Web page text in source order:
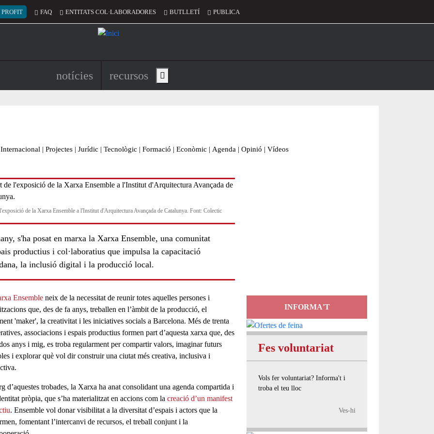
del compte d'usuari
PROFIT FAQ ENTITATS COL·LABORADORES BUTLLETÍ PUBLICA
Navegació principal de l'encapçalament
notícies recursos Show main menu
Internacional | Projectes | Jurídic | Tecnològic | Formació | Econòmic | Agenda | Opinió | Vídeos
de la Xarxa Ensemble a l'Institut d'Arquitectura Avançada de Catalunya. Font: Colectic
s'ha posat en marxa la Xarxa Ensemble, una comunitat
productius i col·laboratius que impulsa la capacitació
la inclusió digital i la producció local.
Ensembleneix de la necessitat de reunir totes aquelles persones i
que, des de fa anys, treballen en l’àmbit de la producció, el
'maker', la creativitati les iniciatives socialsa Barcelona. Més de trenta
associacions i espais productiusformen part d’aquesta xarxa que, des
anys i mig, es troba regularment per compartir valors, imaginar futurs
i explorar què vol dir construir una ciutat més creativa, inclusiva i
d’aquestes trobades, la Xarxa ha anatconsolidant una agenda compartida i
pròpia, que s’ha materialitzat en accions com la creació d’un manifest
. Ensemble vol donar visibilitat a la diversitat d’espais i actors que la
fomentant l’intercanvi de recursos, el treball conjunt i la
INFORMA'T
Fes voluntariat
Vols fer voluntariat? Informa't i
troba el teu lloc
Ves-hi